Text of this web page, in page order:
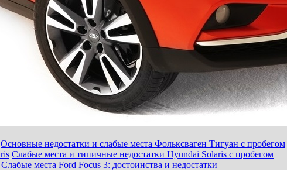
Основные недостатки и слабые места Фольксваген Тигуан с пробегом
Слабые места и типичные недостатки Hyundai Solaris с пробегом
Слабые места Ford Focus 3: достоинства и недостатки